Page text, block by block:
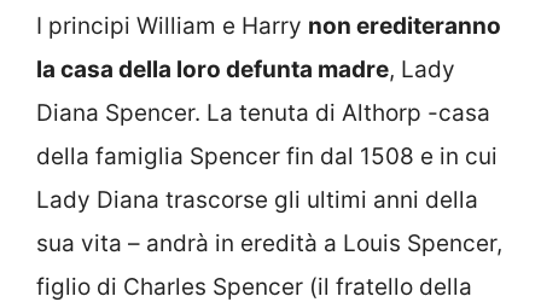
I principi William e Harry non erediteranno
la casa della loro defunta madre, Lady
Diana Spencer. La tenuta di Althorp -casa
della famiglia Spencer fin dal 1508 e in cui
Lady Diana trascorse gli ultimi anni della
sua vita – andrà in eredità a Louis Spencer,
figlio di Charles Spencer (il fratello della